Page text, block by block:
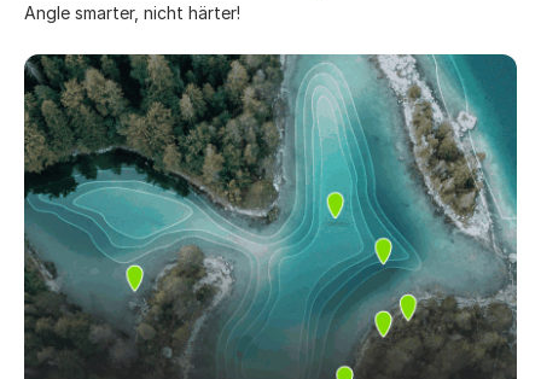
Angle smarter, nicht härter!